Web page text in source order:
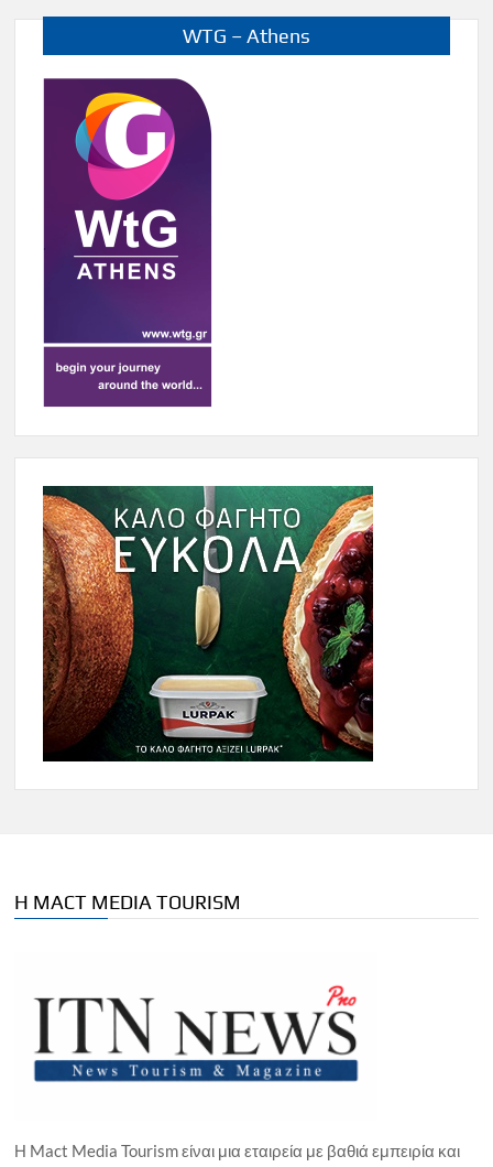
WTG – Athens
Η MACT MEDIA TOURISM
Η Mact Media Tourism είναι μια εταιρεία με βαθιά εμπειρία και